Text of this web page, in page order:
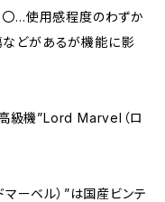
〇…使用感程度のわずか
どがあるが機能に影
級機”Lord Marvel（ロ
ーベル）”は国産ビンテ